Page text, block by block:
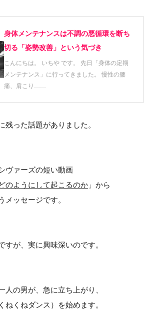
身体メンテナンスは不調の悪循環を断ち
切る「姿勢改善」という気づき
こんにちは。 いちや です。 先日「身体の定期
メンテナンス」に行ってきました。 慢性の腰
痛、肩こり……
残った話題がありました。
ヴァーズの短い動画
のようにして起こるのか」から
メッセージです。
すが、実に興味深いのです。
人の男が、急に立ち上がり、
ねくねダンス）を始めます。